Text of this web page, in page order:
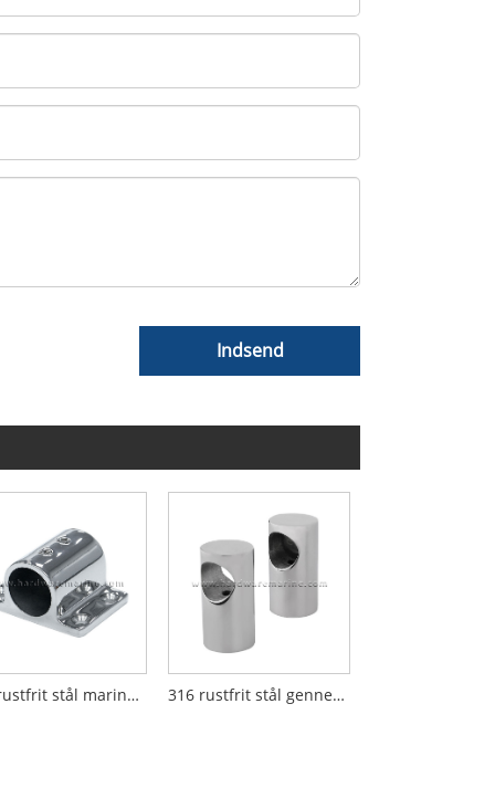
Indsend
316 rustfrit stål marine 90 graders rektangel stativbasemontering 316 rustfrit stål gennem hul marine gelænderstang